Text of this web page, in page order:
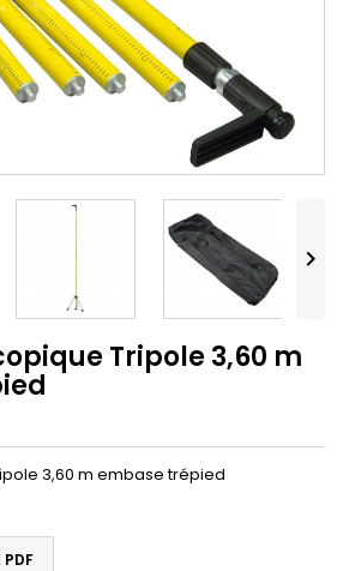

Tripole 3,60 m
3,60 m embase trépied
PDF